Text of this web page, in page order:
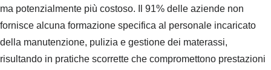
ma potenzialmente più costoso. Il 91% delle aziende non
fornisce alcuna formazione specifica al personale incaricato
della manutenzione, pulizia e gestione dei materassi,
risultando in pratiche scorrette che compromettono prestazioni